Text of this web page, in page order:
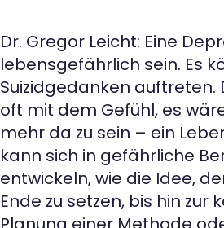
Dr. Gregor Leicht: Eine
lebensgefährlich sein. Es
Suizidgedanken auftreten.
oft mit dem Gefühl, es
mehr da zu sein – ein
kann sich in gefährliche
entwickeln, wie die Idee,
Ende zu setzen, bis hin zur